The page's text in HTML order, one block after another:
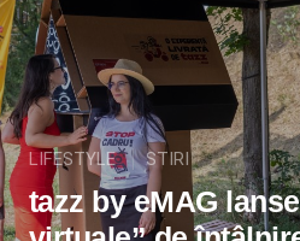
LIFESTYLE STIRI
tazz by eMAG